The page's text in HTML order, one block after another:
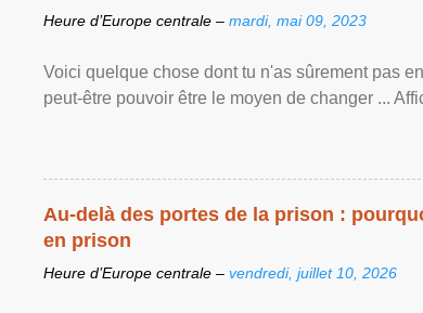
Heure d’Europe centrale – mardi, mai 09, 2023
Voici quelque chose dont tu n'as sûrement pas
peut-être pouvoir être le moyen de changer ...
Au-delà des portes de la prison :
en prison
Heure d’Europe centrale – vendredi, juillet 10, 2026